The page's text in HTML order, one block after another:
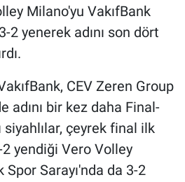
Milano'yu VakıfBank
2 yenerek adını son dört
CEV Zeren Group
adını bir kez daha Final-
siyahlılar, çeyrek final ilk
yendiği Vero Volley
Spor Sarayı'nda da 3-2